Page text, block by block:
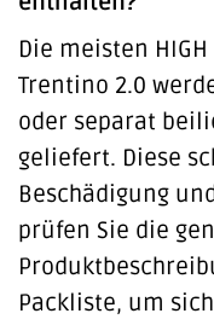
Die meisten
Trentino 2.0
oder separat
geliefert. Diese
Beschädigung
prüfen Sie die
Packliste, um